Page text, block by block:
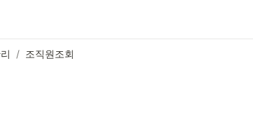
/ 조직원조회